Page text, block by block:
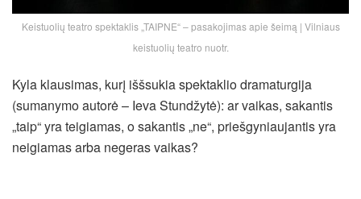
Keistuolių teatro spektaklis „TAIPNE“ – pasakojimas apie šeimą | Vilniaus
keistuolių teatro nuotr.
Kyla klausimas, kurį iššsukia spektaklio dramaturgija
(sumanymo autorė – Ieva Stundžytė): ar vaikas, sakantis
„taip“ yra teigiamas, o sakantis „ne“, priešgyniaujantis yra
neigiamas arba negeras vaikas?